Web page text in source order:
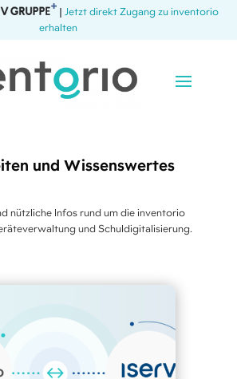
| Jetzt direkt Zugang zu inventorio
erhalten
und Wissenswertes
nützliche Infos rund um die inventorio
und Schuldigitalisierung.